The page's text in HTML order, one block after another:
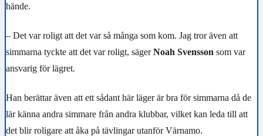
hände.
– Det var roligt att det var så många som kom. Jag tror även att
simmarna tyckte att det var roligt, sägerNoah Svensson som var
ansvarig för lägret.
Han berättar även att ett sådant här läger är bra för simmarna då de
lär känna andra simmare från andra klubbar, vilket kan leda till att
det blir roligare att åka på tävlingar utanför Värnamo.